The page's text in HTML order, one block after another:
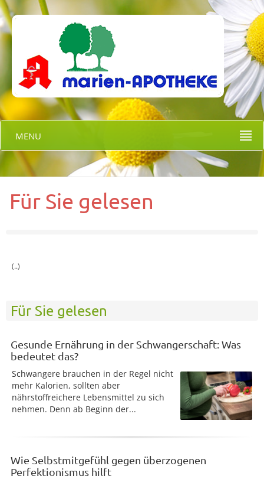
MENU
Für Sie gelesen
(..)
Für Sie gelesen
Gesunde Ernährung in der Schwangerschaft: Was
bedeutet das?
Schwangere brauchen in der Regel nicht
mehr Kalorien, sollten aber
nährstoffreichere Lebensmittel zu sich
nehmen. Denn ab Beginn der...
Wie Selbstmitgefühl gegen überzogenen
Perfektionismus hilft